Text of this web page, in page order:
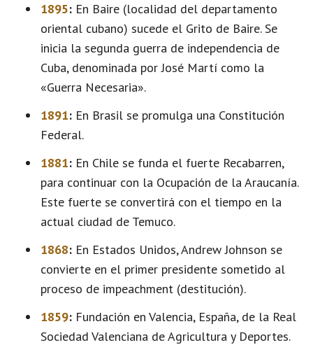
1895: En Baire (localidad del departamento
oriental cubano) sucede el Grito de Baire. Se
inicia la segunda guerra de independencia de
Cuba, denominada por José Martí como la
«Guerra Necesaria».
1891: En Brasil se promulga una Constitución
Federal.
1881: En Chile se funda el fuerte Recabarren,
para continuar con la Ocupación de la Araucanía.
Este fuerte se convertirá con el tiempo en la
actual ciudad de Temuco.
1868: En Estados Unidos, Andrew Johnson se
convierte en el primer presidente sometido al
proceso de impeachment (destitución).
1859: Fundación en Valencia, España, de la Real
Sociedad Valenciana de Agricultura y Deportes.